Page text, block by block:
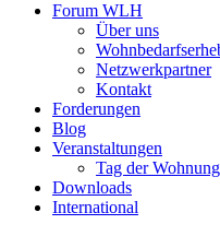
Forum WLH
Über uns
Netzwerkpartner
Kontakt
Forderungen
Blog
Veranstaltungen
Tag der
Downloads
International